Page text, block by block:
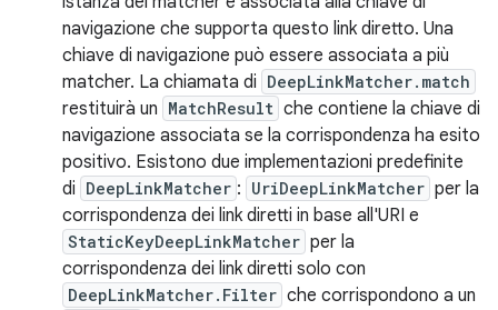
navigazione che supporta questo link diretto. Una
chiave di navigazione può essere associata a più
matcher. La chiamata di DeepLinkMatcher.match
restituirà un MatchResult che contiene la chiave di
navigazione associata se la corrispondenza ha esito
positivo. Esistono due implementazioni predefinite
di DeepLinkMatcher : UriDeepLinkMatcher per la
corrispondenza dei link diretti in base all'URI e
StaticKeyDeepLinkMatcher per la
corrispondenza dei link diretti solo con
DeepLinkMatcher.Filter che corrispondono a un